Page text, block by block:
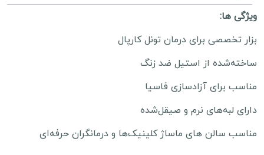
ویژگی ها:
بزار تخصصی برای درمان تونل کارپال
ساخته‌شده از استیل ضد زنگ
مناسب برای آزادسازی فاسیا
دارای لبه‌های نرم و صیقل‌شده
مناسب سالن های ماساژ کلینیک‌ها و درمانگران حرفه‌ای